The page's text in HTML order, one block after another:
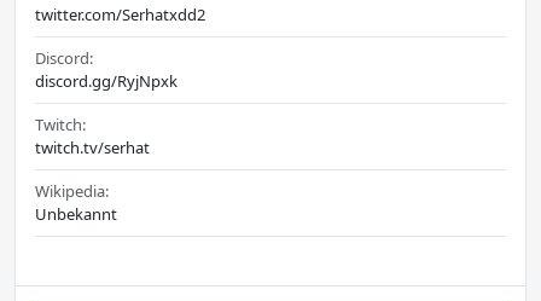
twitter.com/Serhatxdd2
Discord:
discord.gg/RyjNpxk
Twitch:
twitch.tv/serhat
Wikipedia:
Unbekannt